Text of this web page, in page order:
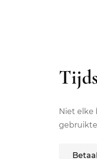
Niet elke